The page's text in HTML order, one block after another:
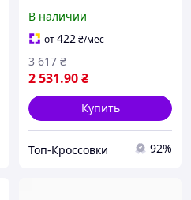
модные демисезонные
кроссы NK128 Найк топ
В наличии
от422₴/мес
2 531.90₴
3 617 ₴
Купить
Топ-Кроссовки 92%